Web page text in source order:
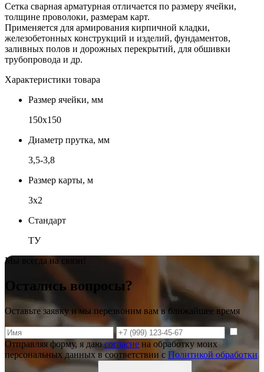
Сетка сварная арматурная отличается по размеру ячейки,
толщине проволоки, размерам карт.
Применяется для армирования кирпичной кладки,
железобетонных конструкций и изделий, фундаментов,
заливных полов и дорожных перекрытий, для обшивки
трубопровода и др.
Характеристики товара
Размер ячейки, мм
150х150
Диаметр прутка, мм
3,5-3,8
Размер карты, м
3х2
Стандарт
ТУ
Мы всегда на связи!
Остались вопросы?
Оставьте заявку и мы перезвоним вам в ближайшее время
Отправляя форму, я даюсогласие на обработку моих
персональных данных в соответствии с Политикой обработки